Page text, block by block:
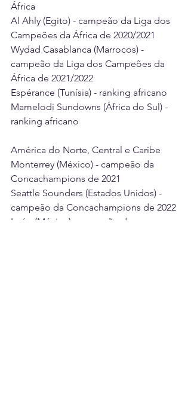
África
Al Ahly (Egito) - campeão da Liga dos
Campeões da África de 2020/2021
Wydad Casablanca (Marrocos) -
campeão da Liga dos Campeões da
África de 2021/2022
Espérance (Tunísia) - ranking africano
Mamelodi Sundowns (África do Sul) -
ranking africano
América do Norte, Central e Caribe
Monterrey (México) - campeão da
Concachampions de 2021
Seattle Sounders (Estados Unidos) -
campeão da Concachampions de 2022
León (México) - campeão da